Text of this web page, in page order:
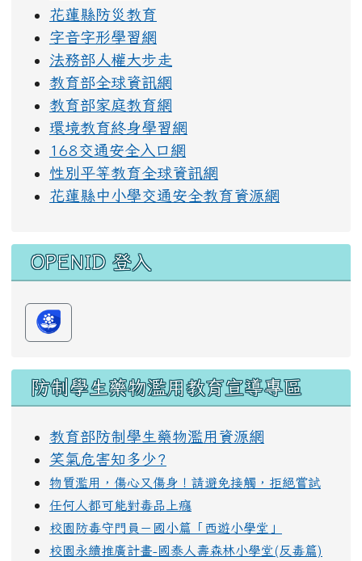
花蓮縣防災教育
字音字形學習網
法務部人權大步走
教育部全球資訊網
教育部家庭教育網
環境教育終身學習網
168交通安全入口網
性別平等教育全球資訊網
花蓮縣中小學交通安全教育資源網
OPENID 登入
防制學生藥物濫用教育宣導專區
教育部防制學生藥物濫用資源網
笑氣危害知多少?
物質濫用，傷心又傷身！請避免接觸，拒絕嘗試
任何人都可能對毒品上癮
校園防毒守門員－國小篇「西遊小學堂」
校園永續推廣計畫-國泰人壽森林小學堂(反毒篇)